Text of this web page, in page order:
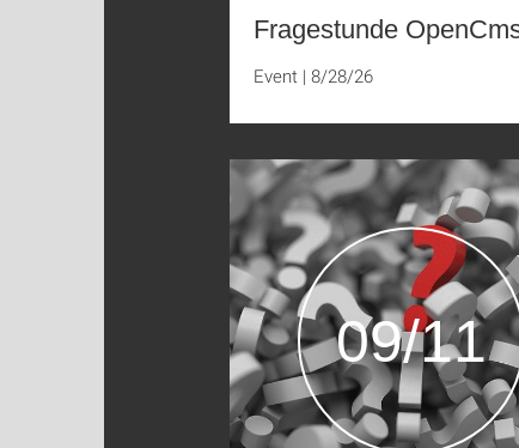
Fragestunde
Event | 8/28/26
09/11